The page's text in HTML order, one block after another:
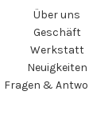
Über uns
Geschäft
Werkstatt
Neuigkeiten
Fragen &